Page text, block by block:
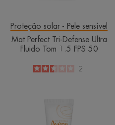
Proteção solar - Pele sensível
Mat Perfect Tri-Defense Ultra
Fluido Tom 1.5 FPS 50
2.5
/
5
2
FPS